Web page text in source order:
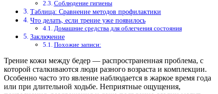
Соблюдение гигиены
Таблица: Сравнение методов профилактики
Что делать, если трение уже появилось
Домашние средства для облегчения состояния
Заключение
Похожие записи:
Трение кожи между бедер — распространенная проблема, с
которой сталкиваются люди разного возраста и комплекции.
Особенно часто это явление наблюдается в жаркое время года
или при длительной ходьбе. Неприятные ощущения,